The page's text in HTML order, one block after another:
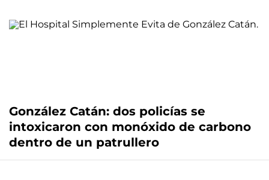
González Catán: dos policías se
intoxicaron con monóxido de carbono
dentro de un patrullero